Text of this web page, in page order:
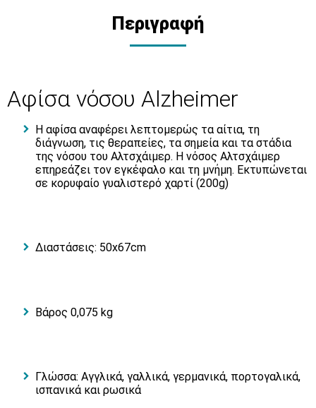
Περιγραφή
Αφίσα νόσου Alzheimer
Η αφίσα αναφέρει λεπτομερώς τα αίτια, τη
διάγνωση, τις θεραπείες, τα σημεία και τα στάδια
της νόσου του Αλτσχάιμερ. Η νόσος Αλτσχάιμερ
επηρεάζει τον εγκέφαλο και τη μνήμη. Εκτυπώνεται
σε κορυφαίο γυαλιστερό χαρτί (200g)
Διαστάσεις: 50x67cm
Βάρος 0,075 kg
Γλώσσα: Αγγλικά, γαλλικά, γερμανικά, πορτογαλικά,
ισπανικά και ρωσικά